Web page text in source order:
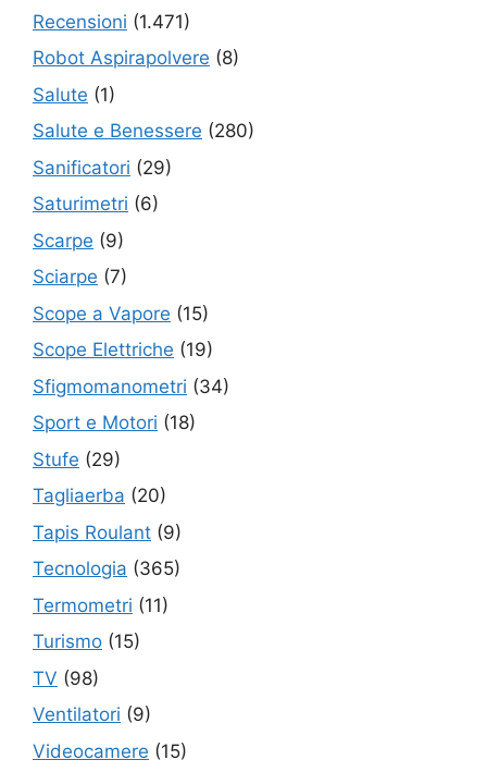
Recensioni (1.471)
Robot Aspirapolvere (8)
Salute (1)
Salute e Benessere (280)
Sanificatori (29)
Saturimetri (6)
Scarpe (9)
Sciarpe (7)
Scope a Vapore (15)
Scope Elettriche (19)
Sfigmomanometri (34)
Sport e Motori (18)
Stufe (29)
Tagliaerba (20)
Tapis Roulant (9)
Tecnologia (365)
Termometri (11)
Turismo (15)
TV (98)
Ventilatori (9)
Videocamere (15)